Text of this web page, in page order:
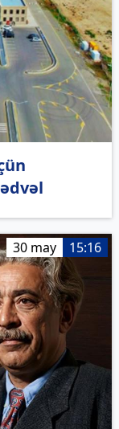
30 may 15:16